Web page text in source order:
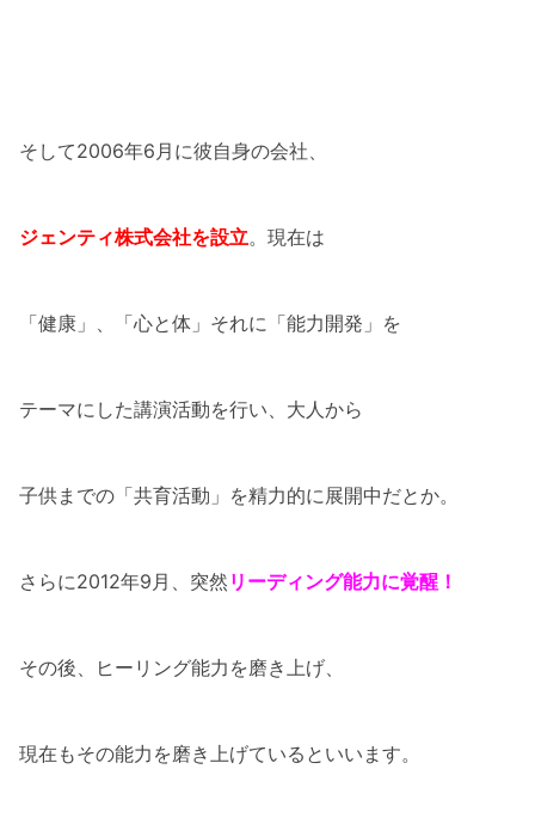
そして2006年6月に彼自身の会社、
ジェンティ株式会社を設立。現在は
「健康」、「心と体」それに「能力開発」を
テーマにした講演活動を行い、大人から
子供までの「共育活動」を精力的に展開中だとか。
さらに2012年9月、突然 リーディング能力に覚醒！
その後、ヒーリング能力を磨き上げ、
現在もその能力を磨き上げているといいます。